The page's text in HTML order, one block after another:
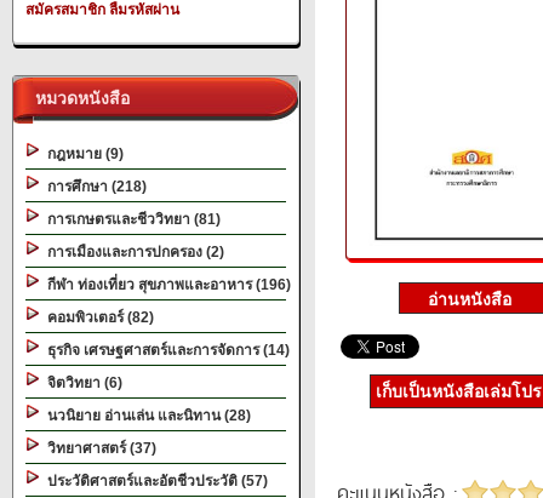
สมัครสมาชิก ลืมรหัสผ่าน
หมวดหนังสือ
กฎหมาย (9)
การศึกษา (218)
การเกษตรและชีววิทยา (81)
การเมืองและการปกครอง (2)
กีฬา ท่องเที่ยว สุขภาพและอาหาร (196)
คอมพิวเตอร์ (82)
ธุรกิจ เศรษฐศาสตร์และการจัดการ (14)
จิตวิทยา (6)
นวนิยาย อ่านเล่น และนิทาน (28)
วิทยาศาสตร์ (37)
ประวัติศาสตร์และอัตชีวประวัติ (57)
เก็บเป็นหนังสือเล่มโป